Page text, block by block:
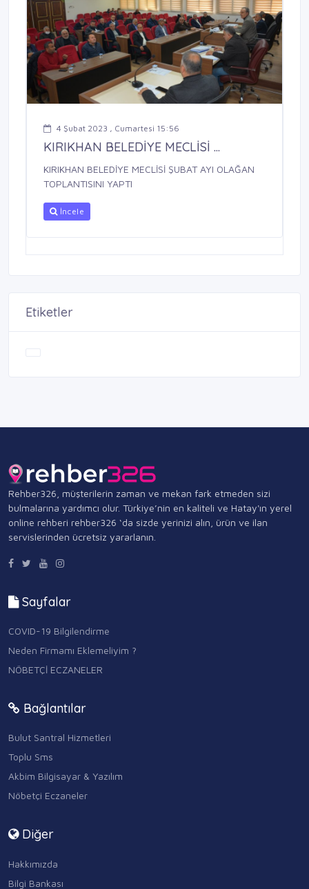
4 Şubat 2023 , Cumartesi 15:56
KIRIKHAN BELEDİYE MECLİSİ ...
KIRIKHAN BELEDİYE MECLİSİ ŞUBAT AYI OLAĞAN
TOPLANTISINI YAPTI
İncele
Etiketler
Rehber326, müşterilerin zaman ve mekan fark etmeden sizi
bulmalarına yardımcı olur. Türkiye’nin en kaliteli ve Hatay'ın yerel
online rehberi rehber326 ‘da sizde yerinizi alın, ürün ve ilan
servislerinden ücretsiz yararlanın.
Sayfalar
COVID-19 Bilgilendirme
Neden Firmamı Eklemeliyim ?
NÖBETÇİ ECZANELER
Bağlantılar
Bulut Santral Hizmetleri
Toplu Sms
Akbim Bilgisayar & Yazılım
Nöbetçi Eczaneler
Diğer
Hakkımızda
Bilgi Bankası